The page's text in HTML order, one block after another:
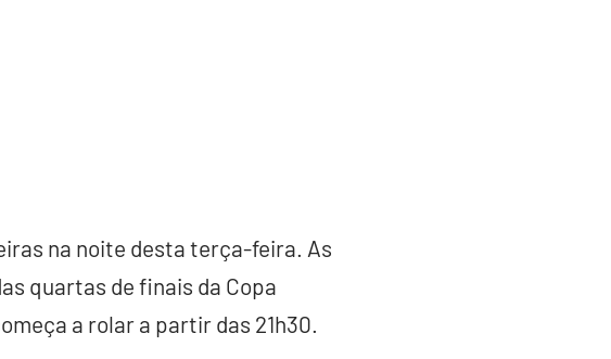
na noite desta terça-feira. As
quartas de finais da Copa
a rolar a partir das 21h30.